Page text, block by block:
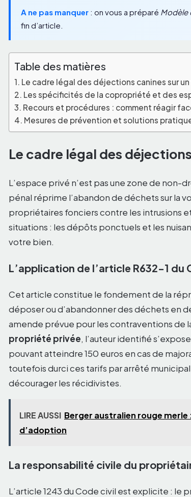
A ne pas manquer : on vous a préparé Modèle
fin d’article.
Table des matières
Le cadre légal des déjections canines sur
Les spécificités de la copropriété et des
Recours et procédures : comment réagir
Mesures de prévention et solutions
Le cadre légal des
L’espace privé n’est pas une zone de non-
pénal réprime l’abandon de déchets sur la
propriétaires fonciers contre les intrusions
situations : les dépôts ponctuels et les
votre bien.
L’application de l’article R632-1 du
Cet article constitue le fondement de la
déposer ou d’abandonner des déchets en
amende prévue pour les contraventions de
propriété privée, l’auteur identifié
pouvant atteindre 150 euros en cas de
toutefois durci ces tarifs par arrêté
décourager les récidivistes.
LIRE AUSSI Berger australien rouge
d’adoption
La responsabilité civile du
L’article 1243 du Code civil est explicite : le